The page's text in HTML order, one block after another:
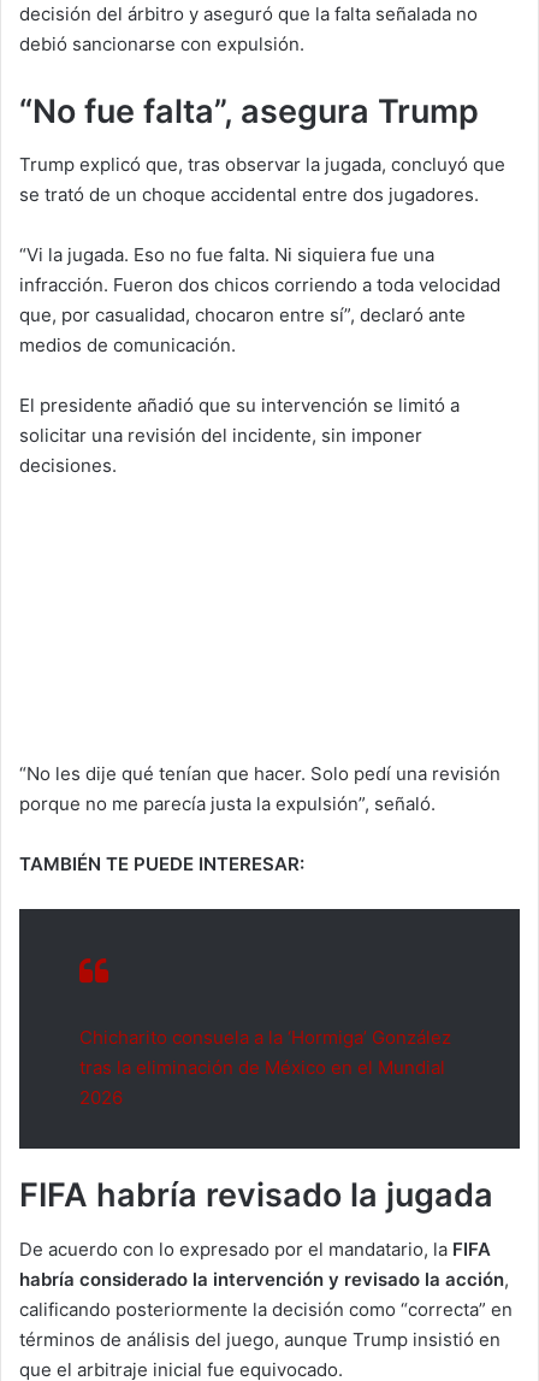
decisión del árbitro y aseguró que la falta señalada no
debió sancionarse con expulsión.
“No fue falta”, asegura Trump
Trump explicó que, tras observar la jugada, concluyó que
se trató de un choque accidental entre dos jugadores.
“Vi la jugada. Eso no fue falta. Ni siquiera fue una
infracción. Fueron dos chicos corriendo a toda velocidad
que, por casualidad, chocaron entre sí”, declaró ante
medios de comunicación.
El presidente añadió que su intervención se limitó a
solicitar una revisión del incidente, sin imponer
decisiones.
“No les dije qué tenían que hacer. Solo pedí una revisión
porque no me parecía justa la expulsión”, señaló.
TAMBIÉN TE PUEDE INTERESAR:
Chicharito consuela a la ‘Hormiga’ González
tras la eliminación de México en el Mundial
2026
FIFA habría revisado la jugada
De acuerdo con lo expresado por el mandatario, la FIFA
habría considerado la intervención y revisado la acción,
calificando posteriormente la decisión como “correcta” en
términos de análisis del juego, aunque Trump insistió en
que el arbitraje inicial fue equivocado.